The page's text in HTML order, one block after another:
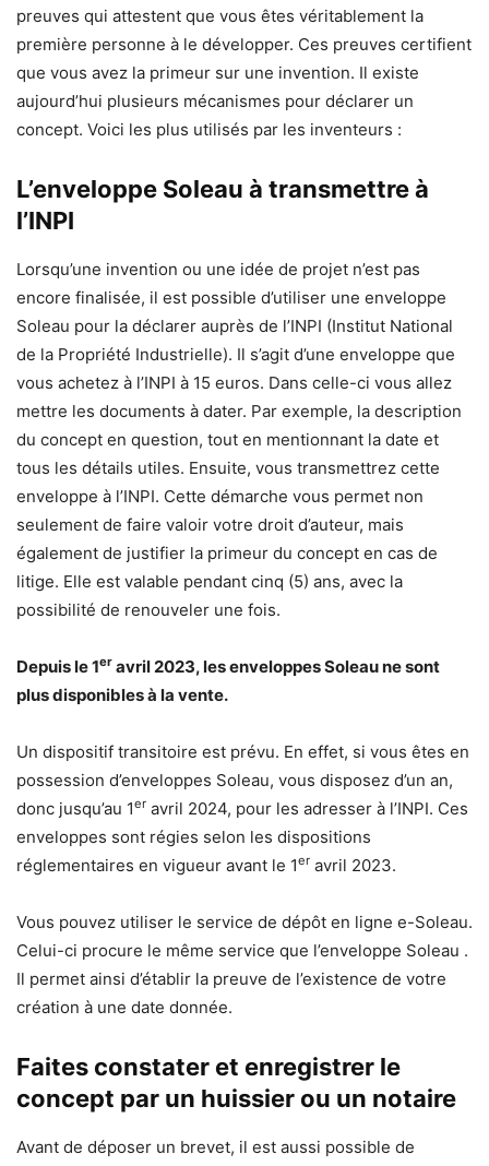
preuves qui attestent que vous êtes véritablement la
première personne à le développer. Ces preuves certifient
que vous avez la primeur sur une invention. Il existe
aujourd’hui plusieurs mécanismes pour déclarer un
concept. Voici les plus utilisés par les inventeurs :
L’enveloppe Soleau à transmettre à
l’INPI
Lorsqu’une invention ou une idée de projet n’est pas
encore finalisée, il est possible d’utiliser une enveloppe
Soleau pour la déclarer auprès de l’INPI (Institut National
de la Propriété Industrielle). Il s’agit d’une enveloppe que
vous achetez à l’INPI à 15 euros. Dans celle-ci vous allez
mettre les documents à dater. Par exemple, la description
du concept en question, tout en mentionnant la date et
tous les détails utiles. Ensuite, vous transmettrez cette
enveloppe à l’INPI. Cette démarche vous permet non
seulement de faire valoir votre droit d’auteur, mais
également de justifier la primeur du concept en cas de
litige. Elle est valable pendant cinq (5) ans, avec la
possibilité de renouveler une fois.
Depuis le 1er avril 2023, les enveloppes Soleau ne sont
plus disponibles à la vente.
Un dispositif transitoire est prévu. En effet, si vous êtes en
possession d’enveloppes Soleau, vous disposez d’un an,
donc jusqu’au 1er avril 2024, pour les adresser à l’INPI. Ces
enveloppes sont régies selon les dispositions
réglementaires en vigueur avant le 1er avril 2023.
Vous pouvez utiliser le service de dépôt en ligne e-Soleau.
Celui-ci procure le même service que l’enveloppe Soleau .
Il permet ainsi d’établir la preuve de l’existence de votre
création à une date donnée.
Faites constater et enregistrer le
concept par un huissier ou un notaire
Avant de déposer un brevet, il est aussi possible de